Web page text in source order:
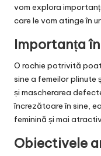
vom explora
care le vom atinge în
Importanța
O rochie potrivită
sine a femeilor
și mascherarea
încrezătoare în sine,
feminină și mai
Obiectivele